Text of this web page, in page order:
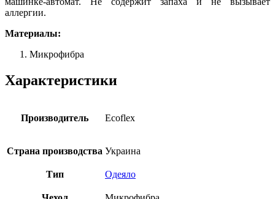
аллергии.
Материалы:
Микрофибра
Характеристики
Производитель Ecoflex
Страна производства Украина
Тип Одеяло